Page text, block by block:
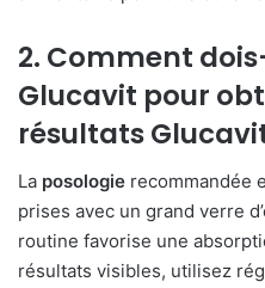
2. Comment
Glucavit pour
résultats
La posologie recommandée
prises avec un grand verre
routine favorise une
résultats visibles, utilisez